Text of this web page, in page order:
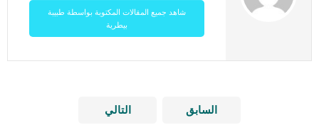
شاهد جميع المقالات المكتوبة بواسطة طبيبة
بيطرية
السابق التالي